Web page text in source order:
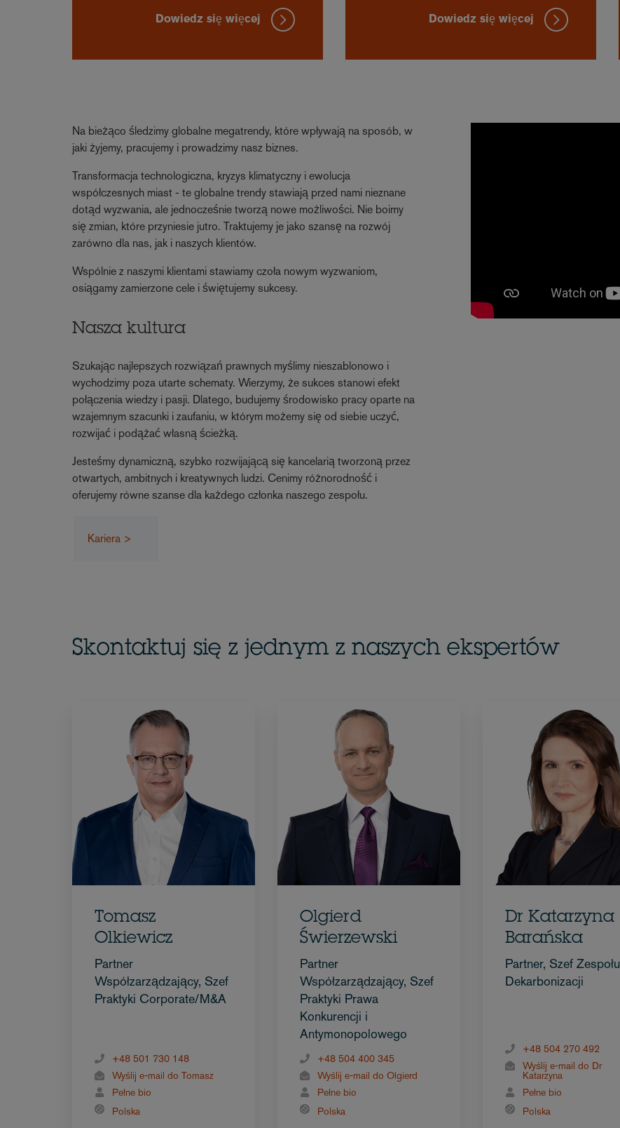
Dowiedz się więcej Dowiedz się więcej
Na bieżąco śledzimy globalne megatrendy, które wpływają na sposób, w
jaki żyjemy, pracujemy i prowadzimy nasz biznes.
Transformacja technologiczna, kryzys klimatyczny i ewolucja
współczesnych miast - te globalne trendy stawiają przed nami nieznane
dotąd wyzwania, ale jednocześnie tworzą nowe możliwości. Nie boimy
się zmian, które przyniesie jutro. Traktujemy je jako szansę na rozwój
zarówno dla nas, jak i naszych klientów.
Wspólnie z naszymi klientami stawiamy czoła nowym wyzwaniom,
osiągamy zamierzone cele i świętujemy sukcesy.
Nasza kultura
Szukając najlepszych rozwiązań prawnych myślimy nieszablonowo i
wychodzimy poza utarte schematy. Wierzymy, że sukces stanowi efekt
połączenia wiedzy i pasji. Dlatego, budujemy środowisko pracy oparte na
wzajemnym szacunki i zaufaniu, w którym możemy się od siebie uczyć,
rozwijać i podążać własną ścieżką.
Jesteśmy dynamiczną, szybko rozwijającą się kancelarią tworzoną przez
otwartych, ambitnych i kreatywnych ludzi. Cenimy różnorodność i
oferujemy równe szanse dla każdego członka naszego zespołu.
Kariera >
Skontaktuj się z jednym z naszych ekspertów
Tomasz
Olkiewicz
Partner
Współzarządzający, Szef
Praktyki Corporate/M&A
+48 501 730 148
Wyślij e-mail do Tomasz
Pełne bio
Polska
Olgierd
Świerzewski
Partner
Współzarządzający, Szef
Praktyki Prawa
Konkurencji i
Antymonopolowego
+48 504 400 345
Wyślij e-mail do Olgierd
Pełne bio
Polska
Dr Katarzyna
Barańska
Partner, Szef Zespołu
Dekarbonizacji
+48 504 270 492
Wyślij e-mail do Dr
Katarzyna
Pełne bio
Polska